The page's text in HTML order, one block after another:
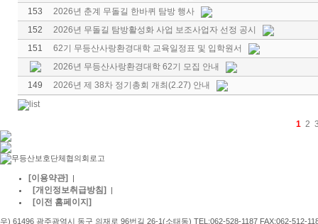
153
2026년 춘계 무돌길 한바퀴 탐방 행사
152
2026년 무돌길 탐방활성화 사업 보조사업자 선정 공시
151
62기 무등산사랑환경대학 교육일정표 및 입학원서
2026년 무등산사랑환경대학 62기 모집 안내
149
2026년 제 38차 정기총회 개최(2.27) 안내
1 2
[이용약관] |
[개인정보취급방침] |
[이전 홈페이지]
우) 61496 광주광역시 동구 의재로 96번길 26-1(소태동) TEL:062-528-1187 FAX:062-512-